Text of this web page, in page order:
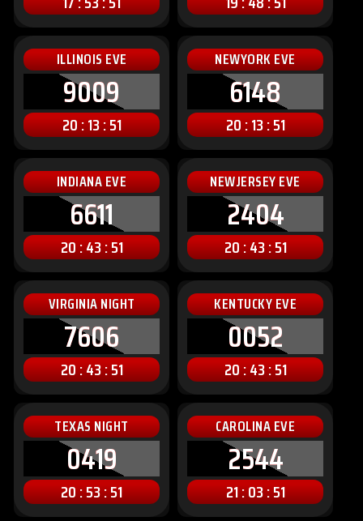
ILLINOIS EVE
9009
20 : 13 : 49
NEWYORK EVE
6148
20 : 13 : 49
INDIANA EVE
6611
20 : 43 : 49
NEWJERSEY EVE
2404
20 : 43 : 49
VIRGINIA NIGHT
7606
20 : 43 : 49
KENTUCKY EVE
0052
20 : 43 : 49
TEXAS NIGHT
0419
20 : 53 : 49
CAROLINA EVE
2544
21 : 03 : 49